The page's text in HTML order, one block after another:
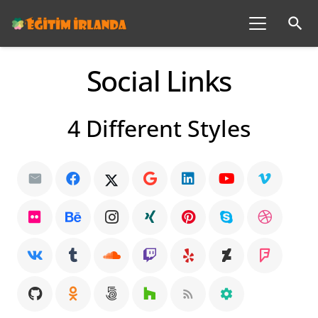
search
Social Links
4 Different Styles
rss_feed settings